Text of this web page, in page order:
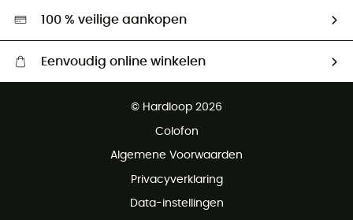
Hardgreen
100 % veilige aankopen
Eenvoudig online winkelen
Gratis retourneren binnen 100 dagen
© Hardloop 2026
Colofon
Algemene Voorwaarden
Privacyverklaring
Data-instellingen